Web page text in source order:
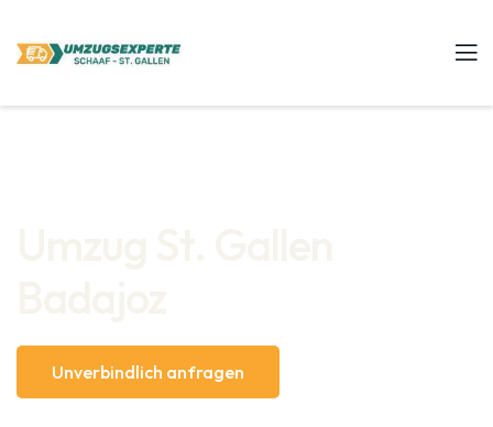
Unverbindlich anfragen